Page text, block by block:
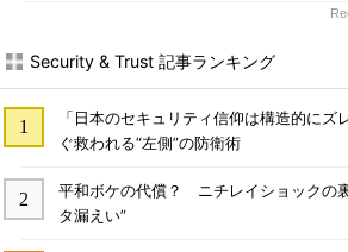
Security & Trust 記事ランキング
「日本のセキュリティ信仰は構造的に
ぐ救われる“左側”の防衛術
平和ボケの代償？ ニチレイショックの
タ漏えい”